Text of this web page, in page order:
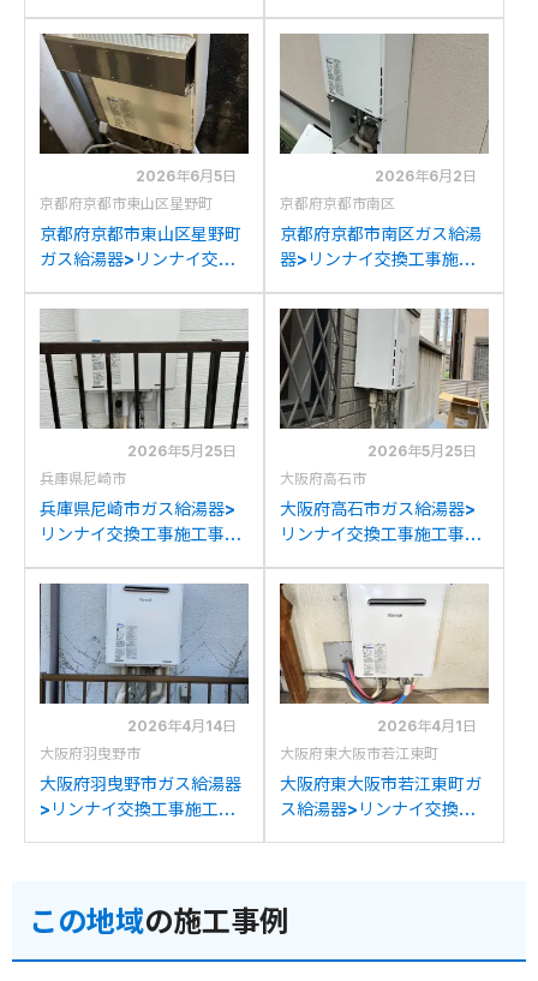
RUF-A2400SAWからリ
ンナイRUF-205SAW(B)へ
の交換
A2000AW(A)からリンナ
イRUF-205SAW(B)への交
2026年6月5日
京都府京都市東山区星野町
京都府京都市東山区星野町
ガス給湯器>リンナイ交換
YRUF-A2000SAWからリ
ンナイRUF-205SAW(B)へ
の交換
2026年6月2日
京都府京都市南区
京都府京都市南区ガス給湯
器>リンナイ交換工事施工
V2401SAW-1Jからリンナ
イRUF-205SAW(B)への交
換
2026年5月25日
兵庫県尼崎市
兵庫県尼崎市ガス給湯器>
リンナイ交換工事施工事
V2401SAWからリンナイ
RUF-205SAW(B)への交換
2026年5月25日
大阪府高石市
大阪府高石市ガス給湯器>
リンナイ交換工事施工事
らリンナイRUF-
205SAW(B)への交換
2026年4月14日
大阪府羽曳野市
大阪府羽曳野市ガス給湯器
>リンナイ交換工事施工事
2026年4月1日
大阪府東大阪市若江東町
大阪府東大阪市若江東町ガ
ス給湯器>リンナイ交換工
この地域の施工事例